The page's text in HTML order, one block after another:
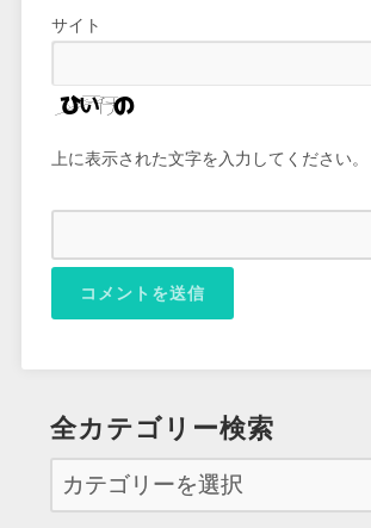
サイト
上に表示された文字を入力してください。
全カテゴリー検索